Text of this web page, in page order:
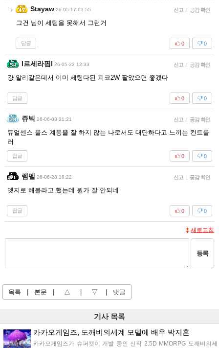
Stayaw 26-05-17 03:55 신고 공감 확인
그건 님이 세팅을 못해서 그런거
답글 0
0
I르세라핌l 26-05-22 12:33 신고 공감 확인
걍 알리같은데서 이미 세팅다된 피코2W 팔았으면 좋겠다
답글 0
0
쥬빅 26-06-03 21:21 신고 공감 확인
듀얼센스 플스 계통을 잘 하지 않는 나로서도 대단하다고 느끼는 컨트롤
러
답글 0
0
렘펠 26-06-28 18:22 신고 공감 확인
엣지로 해볼라고 했는데 뭔가 잘 안되네
답글 0
0
새로고침
등록
목록 본문 △ ▽ 댓글
기사 목록
카카오게임즈, 도깨비의세계 모델에 배우 박지훈
카카오게임즈가 슈퍼캣이 개발 중인 신작 2.5D MMORPG 도깨비의세